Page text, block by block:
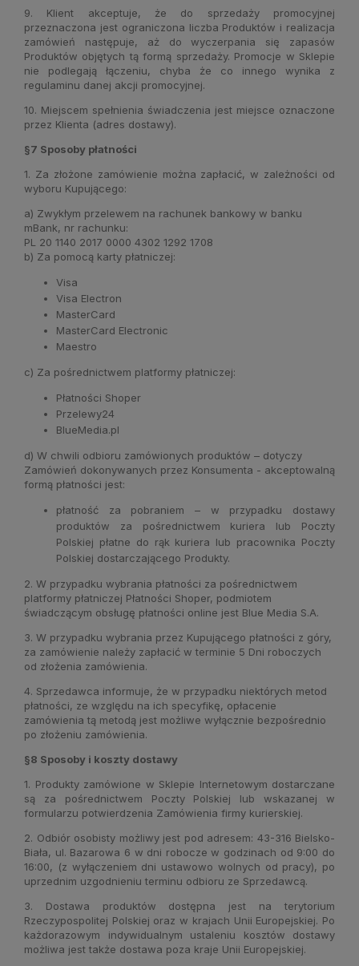
9. Klient akceptuje, że do sprzedaży promocyjnej
przeznaczona jest ograniczona liczba Produktów i realizacja
zamówień następuje, aż do wyczerpania się zapasów
Produktów objętych tą formą sprzedaży. Promocje w Sklepie
nie podlegają łączeniu, chyba że co innego wynika z
regulaminu danej akcji promocyjnej.
10. Miejscem spełnienia świadczenia jest miejsce oznaczone
przez Klienta (adres dostawy).
§7 Sposoby płatności
1. Za złożone zamówienie można zapłacić, w zależności od
wyboru Kupującego:
a) Zwykłym przelewem na rachunek bankowy w banku
mBank, nr rachunku:
PL 20 1140 2017 0000 4302 1292 1708
b) Za pomocą karty płatniczej:
Visa
Visa Electron
MasterCard
MasterCard Electronic
Maestro
c) Za pośrednictwem platformy płatniczej:
Płatności Shoper
Przelewy24
BlueMedia.pl
d) W chwili odbioru zamówionych produktów – dotyczy
Zamówień dokonywanych przez Konsumenta - akceptowalną
formą płatności jest:
płatność za pobraniem – w przypadku dostawy
produktów za pośrednictwem kuriera lub Poczty
Polskiej płatne do rąk kuriera lub pracownika Poczty
Polskiej dostarczającego Produkty.
2. W przypadku wybrania płatności za pośrednictwem
platformy płatniczej Płatności Shoper, podmiotem
świadczącym obsługę płatności online jest Blue Media S.A.
3. W przypadku wybrania przez Kupującego płatności z góry,
za zamówienie należy zapłacić w terminie 5 Dni roboczych
od złożenia zamówienia.
4. Sprzedawca informuje, że w przypadku niektórych metod
płatności, ze względu na ich specyfikę, opłacenie
zamówienia tą metodą jest możliwe wyłącznie bezpośrednio
po złożeniu zamówienia.
§8 Sposoby i koszty dostawy
1. Produkty zamówione w Sklepie Internetowym dostarczane
są za pośrednictwem Poczty Polskiej lub wskazanej w
formularzu potwierdzenia Zamówienia firmy kurierskiej.
2. Odbiór osobisty możliwy jest pod adresem: 43-316 Bielsko-
Biała, ul. Bazarowa 6 w dni robocze w godzinach od 9:00 do
16:00, (z wyłączeniem dni ustawowo wolnych od pracy), po
uprzednim uzgodnieniu terminu odbioru ze Sprzedawcą.
3. Dostawa produktów dostępna jest na terytorium
Rzeczypospolitej Polskiej oraz w krajach Unii Europejskiej. Po
każdorazowym indywidualnym ustaleniu kosztów dostawy
możliwa jest także dostawa poza kraje Unii Europejskiej.